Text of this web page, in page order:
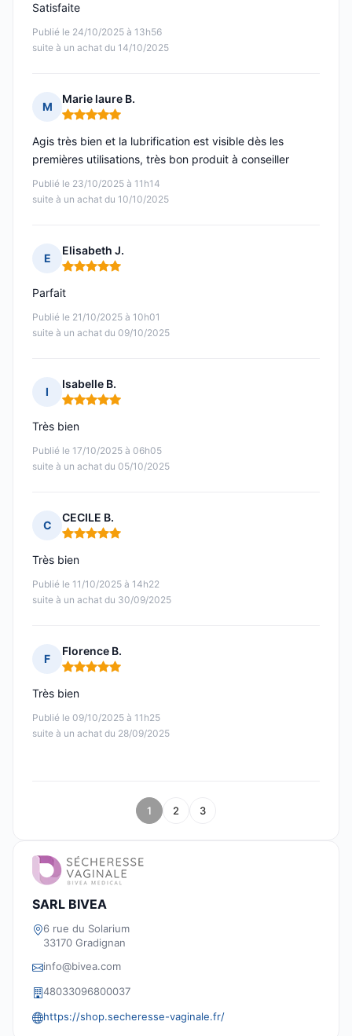
Publié le 24/10/2025 à 13h56
suite à un achat du 14/10/2025
Satisfaite
M
Marie laure B.
Note : 5 sur 5
Publié le 23/10/2025 à 11h14
suite à un achat du 10/10/2025
Agis très bien et la lubrification est visible dès les
premières utilisations, très bon produit à conseiller
E
Elisabeth J.
Note : 5 sur 5
Publié le 21/10/2025 à 10h01
suite à un achat du 09/10/2025
Parfait
I
Isabelle B.
Note : 5 sur 5
Publié le 17/10/2025 à 06h05
suite à un achat du 05/10/2025
Très bien
C
CECILE B.
Note : 5 sur 5
Publié le 11/10/2025 à 14h22
suite à un achat du 30/09/2025
Très bien
F
Florence B.
Note : 5 sur 5
Publié le 09/10/2025 à 11h25
suite à un achat du 28/09/2025
Très bien
1 2 3
SARL BIVEA
6 rue du Solarium
33170 Gradignan
info@bivea.com
48033096800037
https://shop.secheresse-vaginale.fr/